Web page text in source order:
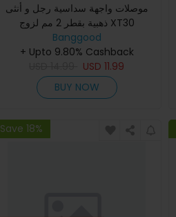
موصلات واجهة سداسية رجل و أنثى
ذهبية بقطر 2 مم لزوج XT30
Banggood
+ Upto 9.80% Cashback
USD11.99
BUY NOW
Save 18%